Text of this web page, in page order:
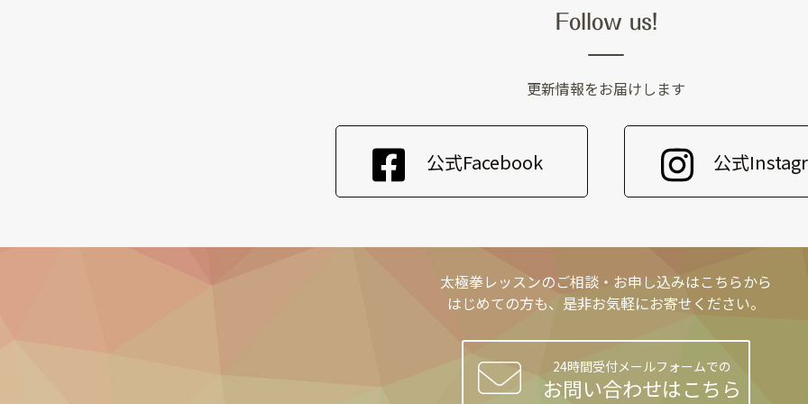
Follow us!
更新情報をお届けします
公式Facebook 公式
太極拳レッスンのご相談・お申し込みはこちらから
はじめての方も、是非お気軽にお寄せください。
24時間受付メールフォームでの
お問い合わせはこちら